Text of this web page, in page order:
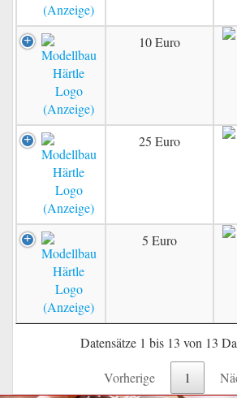
10 Euro
25 Euro
5 Euro
Datensätze 1 bis 13 von 13
Vorherige 1